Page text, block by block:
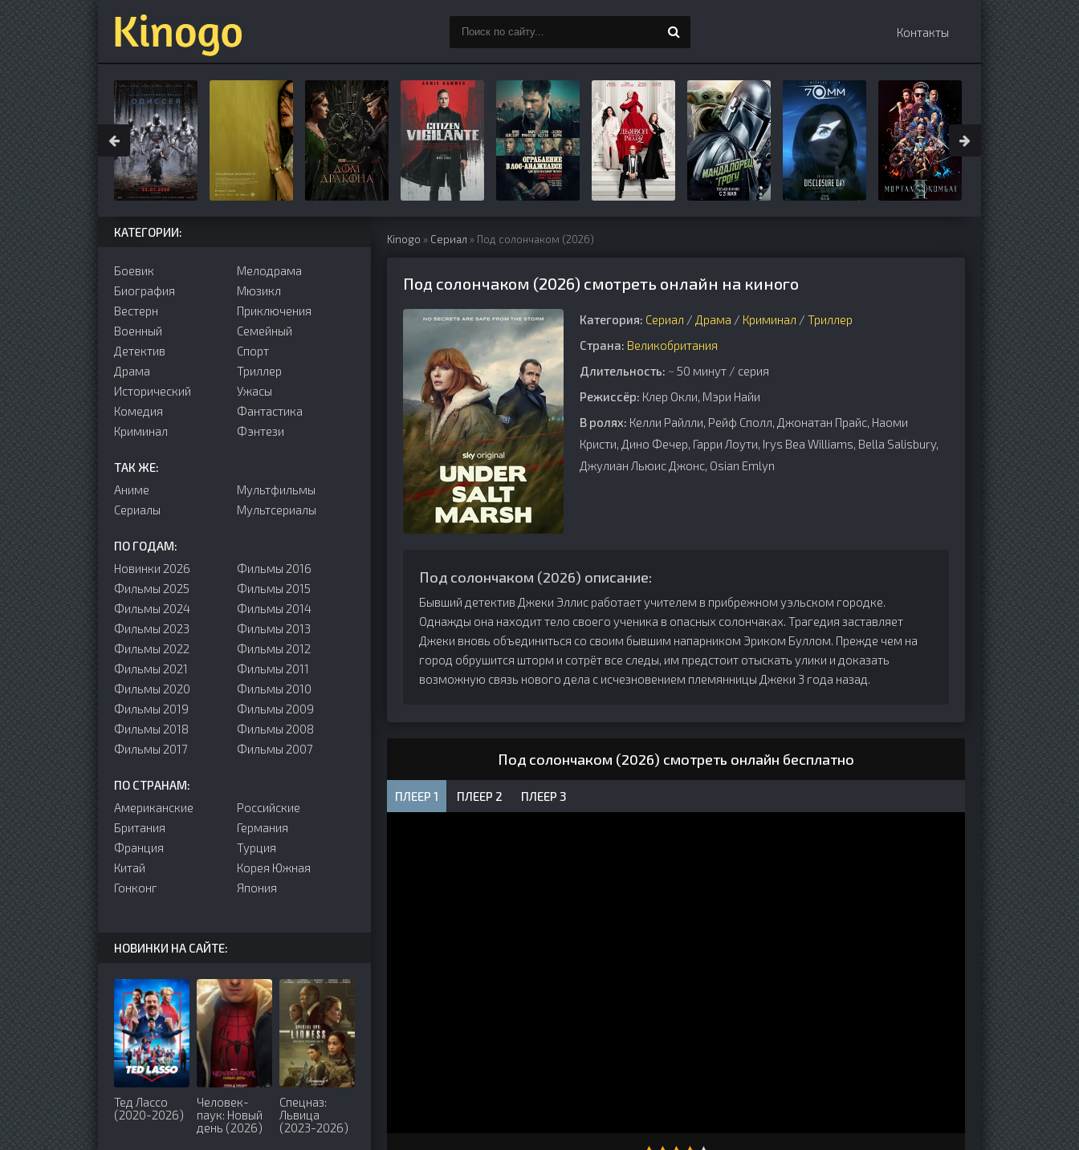
Контакты
Kinogo » Сериал » Под солончаком (2026)
Под солончаком (2026) смотреть онлайн на киного
Категория: Сериал / Драма / Криминал / Триллер
Страна: Великобритания
Длительность: ~ 50 минут / серия
Режиссёр: Клер Окли, Мэри Найи
В ролях: Келли Райлли, Рейф Сполл, Джонатан Прайс, Наоми
Кристи, Дино Фечер, Гарри Лоути, Irys Bea Williams, Bella Salisbury,
Джулиан Льюис Джонс, Osian Emlyn
Под солончаком (2026) описание:
Бывший детектив Джеки Эллис работает учителем в прибрежном уэльском городке.
Однажды она находит тело своего ученика в опасных солончаках. Трагедия заставляет
Джеки вновь объединиться со своим бывшим напарником Эриком Буллом. Прежде чем на
город обрушится шторм и сотрёт все следы, им предстоит отыскать улики и доказать
возможную связь нового дела с исчезновением племянницы Джеки 3 года назад.
Под солончаком (2026) смотреть онлайн бесплатно
ПЛЕЕР 1 ПЛЕЕР 2 ПЛЕЕР 3
КАТЕГОРИИ:
Боевик
Биография
Вестерн
Военный
Детектив
Драма
Исторический
Комедия
Криминал
Мелодрама
Мюзикл
Приключения
Семейный
Cпорт
Триллер
Ужасы
Фантастика
Фэнтези
ТАК ЖЕ:
Аниме
Сериалы
Мультфильмы
Мультсериалы
ПО ГОДАМ:
Новинки 2026
Фильмы 2025
Фильмы 2024
Фильмы 2023
Фильмы 2022
Фильмы 2021
Фильмы 2020
Фильмы 2019
Фильмы 2018
Фильмы 2017
Фильмы 2016
Фильмы 2015
Фильмы 2014
Фильмы 2013
Фильмы 2012
Фильмы 2011
Фильмы 2010
Фильмы 2009
Фильмы 2008
Фильмы 2007
ПО СТРАНАМ:
Американские
Британия
Франция
Китай
Гонконг
Российские
Германия
Турция
Корея Южная
Япония
НОВИНКИ НА САЙТЕ:
Тед Лассо
(2020-2026)
Человек-
паук: Новый
день (2026)
Спецназ:
Львица
(2023-2026)